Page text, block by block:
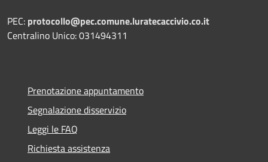
PEC: protocollo@pec.comune.luratecaccivio.co.it
Centralino Unico: 031494311
Prenotazione appuntamento
Segnalazione disservizio
Leggi le FAQ
Richiesta assistenza